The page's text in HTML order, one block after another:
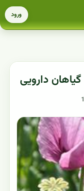
ورود
دارویی